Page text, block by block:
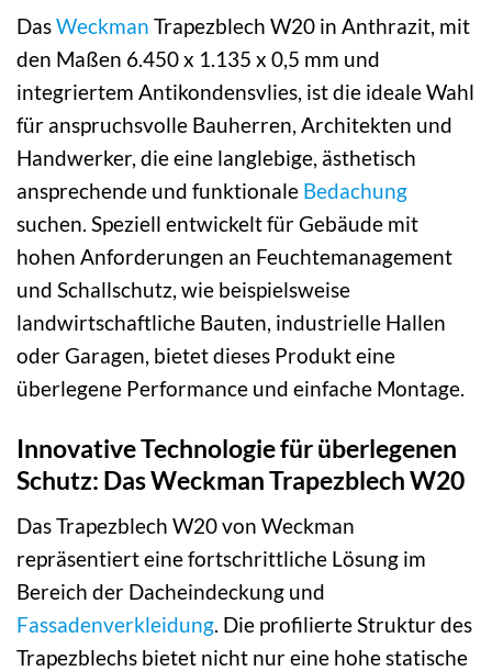
DasWeckman Trapezblech W20 in Anthrazit, mit
den Maßen 6.450 x 1.135 x 0,5 mm und
integriertem Antikondensvlies, ist die ideale Wahl
für anspruchsvolle Bauherren, Architekten und
Handwerker, die eine langlebige, ästhetisch
ansprechende und funktionale Bedachung
suchen. Speziell entwickelt für Gebäude mit
hohen Anforderungen an Feuchtemanagement
und Schallschutz, wie beispielsweise
landwirtschaftliche Bauten, industrielle Hallen
oder Garagen, bietet dieses Produkt eine
überlegene Performance und einfache Montage.
Innovative Technologie für überlegenen
Schutz: Das Weckman Trapezblech W20
Das Trapezblech W20 von Weckman
repräsentiert eine fortschrittliche Lösung im
Bereich der Dacheindeckung und
Fassadenverkleidung . Die profilierte Struktur des
Trapezblechs bietet nicht nur eine hohe statische